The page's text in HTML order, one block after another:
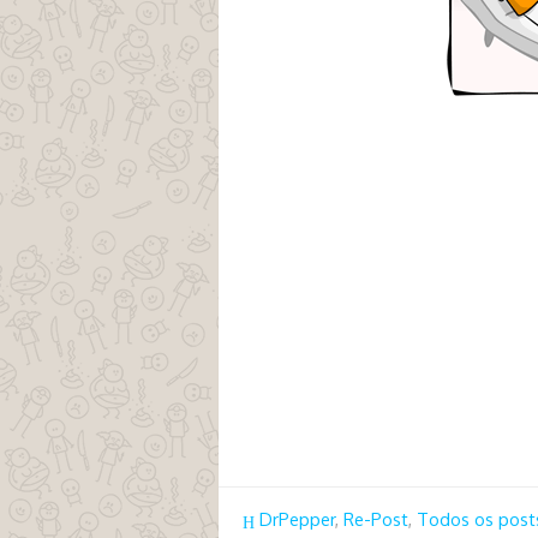
DrPepper, Re-Post, Todos os